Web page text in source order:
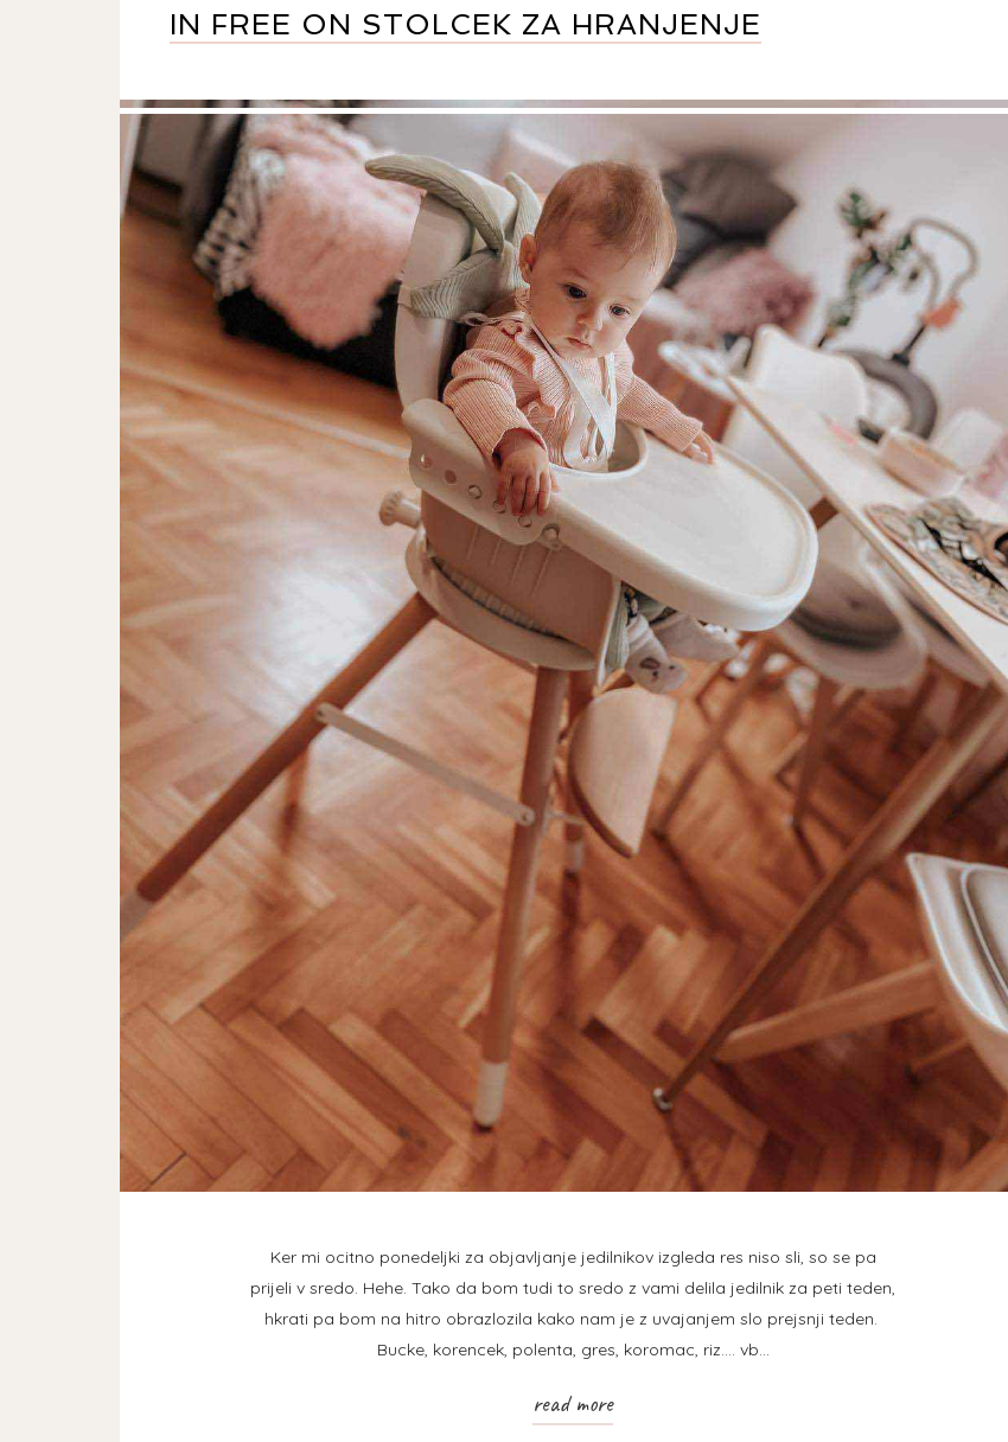
IN FREE ON STOLCEK ZA HRANJENJE
Ker mi ocitno ponedeljki za objavljanje jedilnikov izgleda res niso sli, so se pa
prijeli v sredo. Hehe. Tako da bom tudi to sredo z vami delila jedilnik za peti teden,
hkrati pa bom na hitro obrazlozila kako nam je z uvajanjem slo prejsnji teden.
Bucke, korencek, polenta, gres, koromac, riz.... vb…
read more